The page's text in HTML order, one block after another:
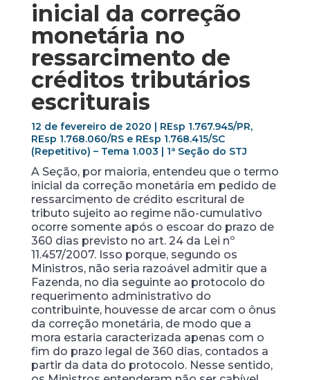
inicial da correção
monetária no
ressarcimento de
créditos tributários
escriturais
12 de fevereiro de 2020 | REsp 1.767.945/PR,
REsp 1.768.060/RS e REsp 1.768.415/SC
(Repetitivo) – Tema 1.003 | 1ª Seção do STJ
A Seção, por maioria, entendeu que o termo
inicial da correção monetária em pedido de
ressarcimento de crédito escritural de
tributo sujeito ao regime não-cumulativo
ocorre somente após o escoar do prazo de
360 dias previsto no art. 24 da Lei nº
11.457/2007. Isso porque, segundo os
Ministros, não seria razoável admitir que a
Fazenda, no dia seguinte ao protocolo do
requerimento administrativo do
contribuinte, houvesse de arcar com o ônus
da correção monetária, de modo que a
mora estaria caracterizada apenas com o
fim do prazo legal de 360 dias, contados a
partir da data do protocolo. Nesse sentido,